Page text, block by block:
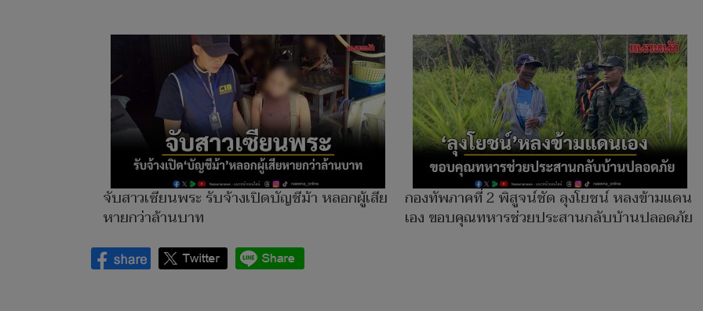
จับสาวเซียนพระ รับจ้างเปิดบัญชีม้า หลอกผู้เสีย
หายกว่าล้านบาท
กองทัพภาคที่ 2 พิสูจน์ชัด ลุงโยชน์ หลงข้ามแดน
เอง ขอบคุณทหารช่วยประสานกลับบ้านปลอดภัย